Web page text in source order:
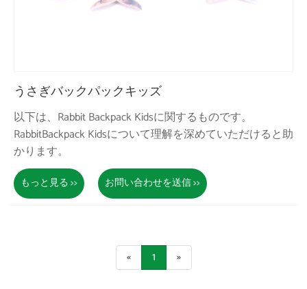
うさぎバックパックキッズ
以下は、Rabbit Backpack Kidsに関するものです。
RabbitBackpack Kidsについて理解を深めていただけると助
かります。
もっと見る >> お問い合わせを送信 >>
« 1 »